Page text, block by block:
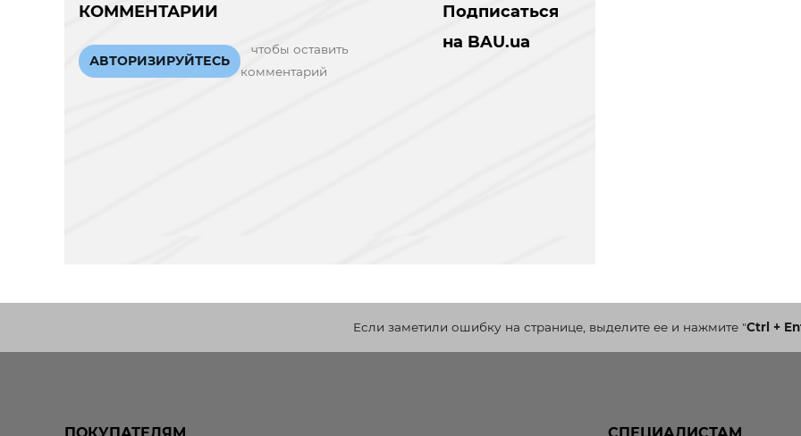
КОММЕНТАРИИ
АВТОРИЗИРУЙТЕСЬ
чтобы оставить
комментарий
Подписаться
на BAU.ua
Если заметили ошибку на странице, выделите ее и нажмите"Ctrl +
ПОКУПАТЕЛЯМ СПЕЦИАЛИСТАМ